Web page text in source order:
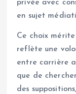
privée avec
en sujet
Ce choix
reflète une
entre carrière
que de
des